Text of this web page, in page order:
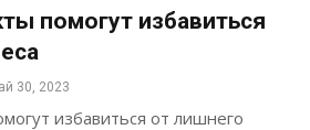
помогут избавиться
30, 2023
избавиться от лишнего